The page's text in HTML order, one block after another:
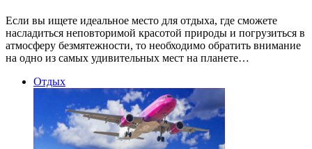
Если вы ищете идеальное место для отдыха, где сможете
насладиться неповторимой красотой природы и погрузиться в
атмосферу безмятежности, то необходимо обратить внимание
на одно из самых удивительных мест на планете…
Отдых